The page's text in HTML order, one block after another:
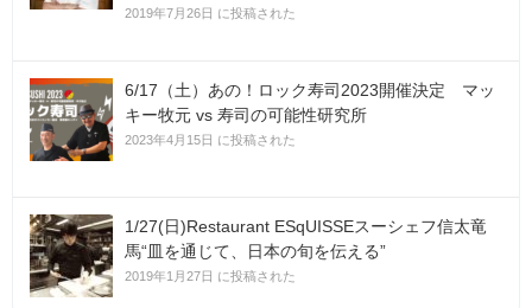
2019年7月26日 に投稿された
6/17（土）あの！ロック寿司2023開催決定 マッ
キー牧元 vs 寿司の可能性研究所
2023年4月15日 に投稿された
1/27(日)Restaurant ESqUISSEスーシェフ信太竜
馬“皿を通じて、日本の旬を伝える”
2019年1月27日 に投稿された